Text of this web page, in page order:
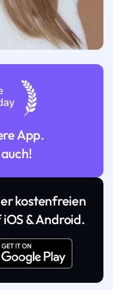
App.
kostenfreien
& Android.